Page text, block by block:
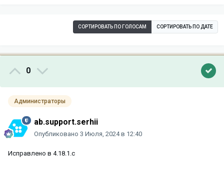
СОРТИРОВАТЬ ПО ГОЛОСАМ СОРТИРОВАТЬ ПО ДАТЕ
0
Администраторы
ab.support.serhii
Опубликовано 3 Июля, 2024 в 12:40
Исправлено в 4.18.1.c